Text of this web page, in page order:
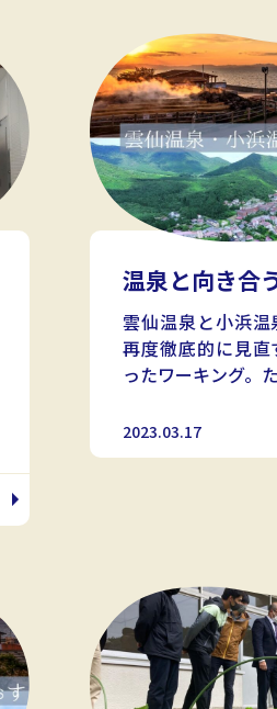
温泉と向き合
雲仙温泉と小浜
再度徹底的に見
ったワーキング。
2023.03.17